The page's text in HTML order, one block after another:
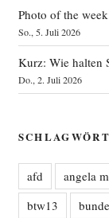
Photo of the
So., 5. Juli 2026
Kurz: Wie halten
Do., 2. Juli 2026
afd angela
btw13